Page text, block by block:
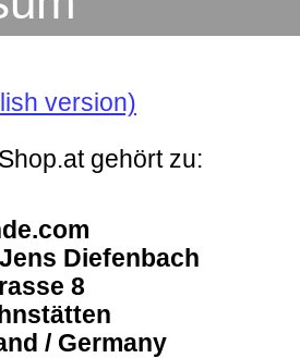
version)
gehört zu:
Diefenbach
8
/ Germany